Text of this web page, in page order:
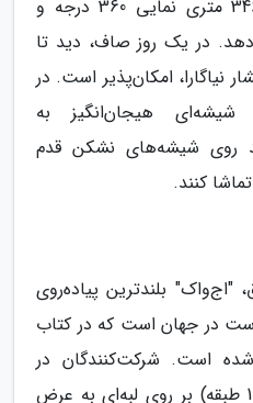
سکوی دیدبانی در ارتفاع 346 متری نمایی 360 درجه و
در یک روز صاف، دید تا
نیاگارا، امکان‌پذیر است. در
کف شیشه‌ای هیجان‌انگیز به
روی شیشه‌های نشکن قدم
کنند.
"اج‌واک" بلندترین پیاده‌روی
دست در جهان است که در کتاب
است. شرکت‌کنندگان در
ارتفاع 356 متری (معادل 116 طبقه) بر روی لبه‌ای به عرض